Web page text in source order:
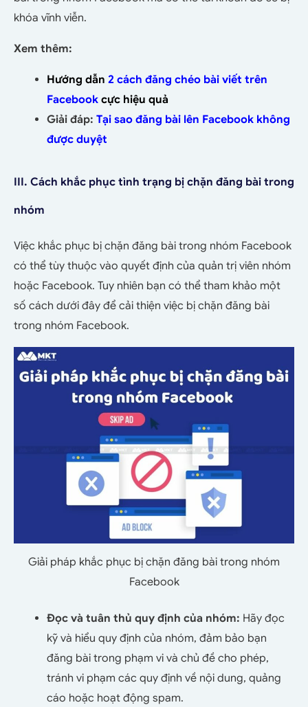
khóa vĩnh viễn.
Xem thêm:
Hướng dẫn 2 cách đăng chéo bài viết trên
Facebook cực hiệu quả
Giải đáp: Tại sao đăng bài lên Facebook không
được duyệt
III. Cách khắc phục tình trạng bị chặn đăng bài trong
nhóm
Việc khắc phục bị chặn đăng bài trong nhóm Facebook
có thể tùy thuộc vào quyết định của quản trị viên nhóm
hoặc Facebook. Tuy nhiên bạn có thể tham khảo một
số cách dưới đây để cải thiện việc bị chặn đăng bài
trong nhóm Facebook.
Giải pháp khắc phục bị chặn đăng bài trong nhóm
Facebook
Đọc và tuân thủ quy định của nhóm: Hãy đọc
kỹ và hiểu quy định của nhóm, đảm bảo bạn
đăng bài trong phạm vi và chủ đề cho phép,
tránh vi phạm các quy định về nội dung, quảng
cáo hoặc hoạt động spam.